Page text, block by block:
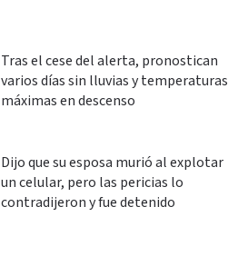
Tras el cese del alerta, pronostican
varios días sin lluvias y temperaturas
máximas en descenso
Dijo que su esposa murió al explotar
un celular, pero las pericias lo
contradijeron y fue detenido